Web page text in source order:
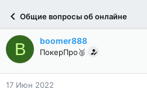
Общие вопросы об онлайне
B boomer888
ПокерПро🥈
17 Июн 2022